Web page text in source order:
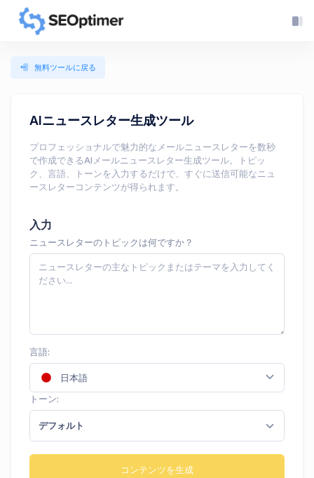
無料ツールに戻る
AIニュースレター生成ツール
プロフェッショナルで魅力的なメールニュースレターを数秒
で作成できるAIメールニュースレター生成ツール。トピッ
ク、言語、トーンを入力するだけで、すぐに送信可能なニュ
ースレターコンテンツが得られます。
入力
ニュースレターのトピックは何ですか？
言語:
日本語
トーン:
デフォルト
コンテンツを生成